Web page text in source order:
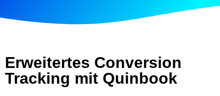
Erweitertes Conversion
Tracking mit Quinbook